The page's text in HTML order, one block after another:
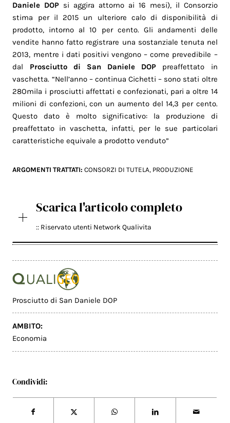
Daniele DOP si aggira attorno ai 16 mesi), il Consorzio
stima per il 2015 un ulteriore calo di disponibilità di
prodotto, intorno al 10 per cento. Gli andamenti delle
vendite hanno fatto registrare una sostanziale tenuta nel
2013, mentre i dati positivi vengono – come prevedibile –
dal Prosciutto di San Daniele DOP preaffettato in
vaschetta. “Nell’anno – continua Cichetti – sono stati oltre
28Omila i prosciutti affettati e confezionati, pari a oltre 14
milioni di confezioni, con un aumento del 14,3 per cento.
Questo dato è molto significativo: la produzione di
preaffettato in vaschetta, infatti, per le sue particolari
caratteristiche equivale a prodotto venduto”
ARGOMENTI TRATTATI:CONSORZI DI TUTELA, PRODUZIONE
Scarica l'articolo completo
:: Riservato utenti Network Qualivita
Prosciutto di San Daniele DOP
AMBITO:
Economia
Condividi: